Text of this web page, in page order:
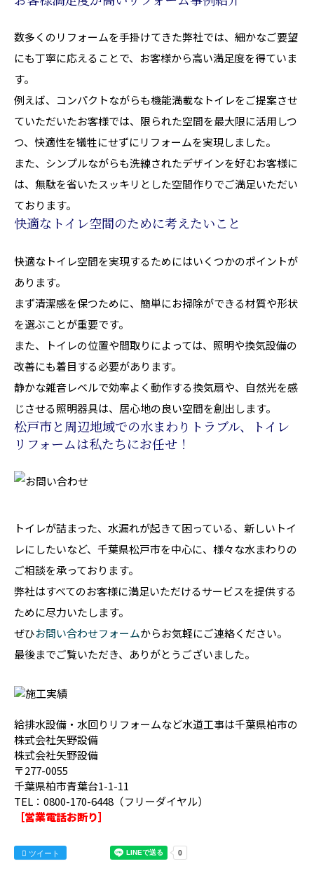
数多くのリフォームを手掛けてきた弊社では、細かなご要望
にも丁寧に応えることで、お客様から高い満足度を得ていま
す。
例えば、コンパクトながらも機能満載なトイレをご提案させ
ていただいたお客様では、限られた空間を最大限に活用しつ
つ、快適性を犠牲にせずにリフォームを実現しました。
また、シンプルながらも洗練されたデザインを好むお客様に
は、無駄を省いたスッキリとした空間作りでご満足いただい
ております。
快適なトイレ空間のために考えたいこと
快適なトイレ空間を実現するためにはいくつかのポイントが
あります。
まず清潔感を保つために、簡単にお掃除ができる材質や形状
を選ぶことが重要です。
また、トイレの位置や間取りによっては、照明や換気設備の
改善にも着目する必要があります。
静かな雑音レベルで効率よく動作する換気扇や、自然光を感
じさせる照明器具は、居心地の良い空間を創出します。
松戸市と周辺地域での水まわりトラブル、トイレ
リフォームは私たちにお任せ！
トイレが詰まった、水漏れが起きて困っている、新しいトイ
レにしたいなど、千葉県松戸市を中心に、様々な水まわりの
ご相談を承っております。
弊社はすべてのお客様に満足いただけるサービスを提供する
ために尽力いたします。
ぜひお問い合わせフォームからお気軽にご連絡ください。
最後までご覧いただき、ありがとうございました。
給排水設備・水回りリフォームなど水道工事は千葉県柏市の
株式会社矢野設備
株式会社矢野設備
〒277-0055
千葉県柏市青葉台1-1-11
TEL：0800-170-6448（フリーダイヤル）
［営業電話お断り］
ツイート